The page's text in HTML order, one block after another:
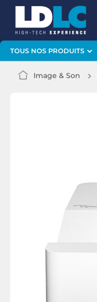
TOUS NOS PRODUITS
Image & Son